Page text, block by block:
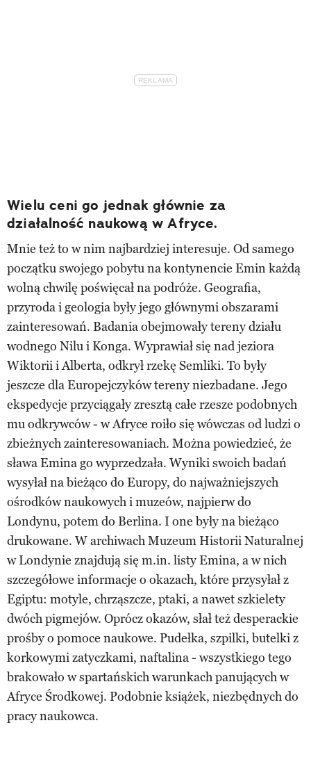
Wielu ceni go jednak głównie za
działalność naukową w Afryce.
Mnie też to w nim najbardziej interesuje. Od samego
początku swojego pobytu na kontynencie Emin każdą
wolną chwilę poświęcał na podróże. Geografia,
przyroda i geologia były jego głównymi obszarami
zainteresowań. Badania obejmowały tereny działu
wodnego Nilu i Konga. Wyprawiał się nad jeziora
Wiktorii i Alberta, odkrył rzekę Semliki. To były
jeszcze dla Europejczyków tereny niezbadane. Jego
ekspedycje przyciągały zresztą całe rzesze podobnych
mu odkrywców - w Afryce roiło się wówczas od ludzi o
zbieżnych zainteresowaniach. Można powiedzieć, że
sława Emina go wyprzedzała. Wyniki swoich badań
wysyłał na bieżąco do Europy, do najważniejszych
ośrodków naukowych i muzeów, najpierw do
Londynu, potem do Berlina. I one były na bieżąco
drukowane. W archiwach Muzeum Historii Naturalnej
w Londynie znajdują się m.in. listy Emina, a w nich
szczegółowe informacje o okazach, które przysyłał z
Egiptu: motyle, chrząszcze, ptaki, a nawet szkielety
dwóch pigmejów. Oprócz okazów, słał też desperackie
prośby o pomoce naukowe. Pudełka, szpilki, butelki z
korkowymi zatyczkami, naftalina - wszystkiego tego
brakowało w spartańskich warunkach panujących w
Afryce Środkowej. Podobnie książek, niezbędnych do
pracy naukowca.